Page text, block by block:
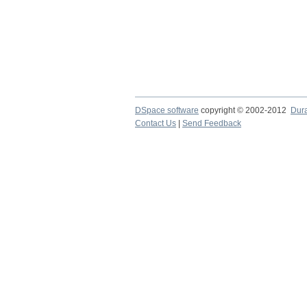
DSpace software copyright © 2002-2012
Contact Us
Send Feedback